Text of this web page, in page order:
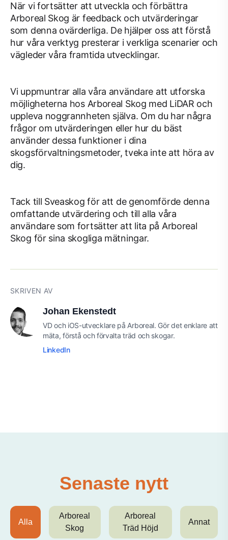
När vi fortsätter att utveckla och förbättra
Arboreal Skog är feedback och utvärderingar
som denna ovärderliga. De hjälper oss att förstå
hur våra verktyg presterar i verkliga scenarier och
vägleder våra framtida utvecklingar.
Vi uppmuntrar alla våra användare att utforska
möjligheterna hos Arboreal Skog med LiDAR och
uppleva noggrannheten själva. Om du har några
frågor om utvärderingen eller hur du bäst
använder dessa funktioner i dina
skogsförvaltningsmetoder, tveka inte att höra av
dig.
Tack till Sveaskog för att de genomförde denna
omfattande utvärdering och till alla våra
användare som fortsätter att lita på Arboreal
Skog för sina skogliga mätningar.
SKRIVEN AV
Johan Ekenstedt
VD och iOS-utvecklare på Arboreal. Gör det enklare att
mäta, förstå och förvalta träd och skogar.
LinkedIn
Senaste nytt
Alla
Arboreal
Skog
Arboreal
Träd Höjd
Annat